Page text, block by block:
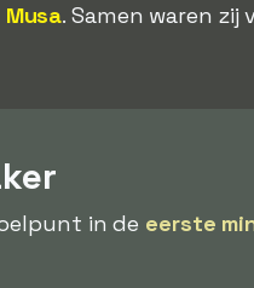
Musa. Samen waren
in de eerste